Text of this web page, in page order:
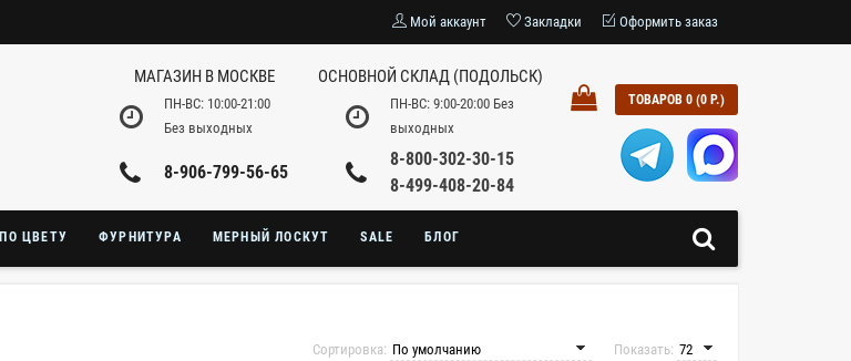
Мой аккаунт Закладки Оформить заказ
МАГАЗИН В МОСКВЕ
ПН-ВС: 10:00-21:00
Без выходных
8-906-799-56-65
ОСНОВНОЙ СКЛАД (ПОДОЛЬСК)
ПН-ВС: 9:00-20:00 Без
выходных
8-800-302-30-15
8-499-408-20-84
ТОВАРОВ 0 (0 Р.)
ПО ЦВЕТУ ФУРНИТУРА МЕРНЫЙ ЛОСКУТ SALE БЛОГ
Показать:
Сортировка: